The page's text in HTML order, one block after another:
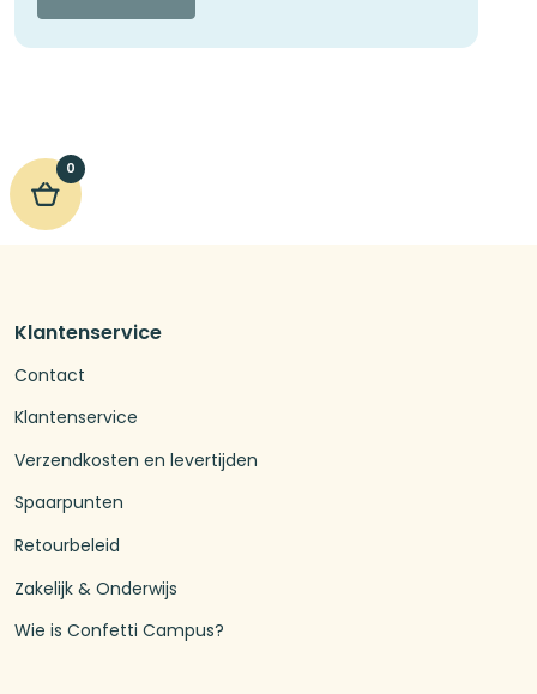
0
Klantenservice
Contact
Klantenservice
Verzendkosten en levertijden
Spaarpunten
Retourbeleid
Zakelijk & Onderwijs
Wie is Confetti Campus?